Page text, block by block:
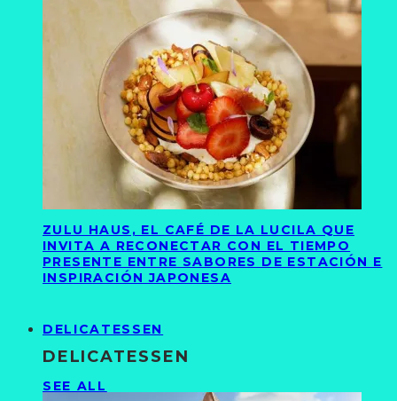
ZULU HAUS, EL CAFÉ DE LA LUCILA QUE
INVITA A RECONECTAR CON EL TIEMPO
PRESENTE ENTRE SABORES DE ESTACIÓN E
INSPIRACIÓN JAPONESA
DELICATESSEN
DELICATESSEN
SEE ALL